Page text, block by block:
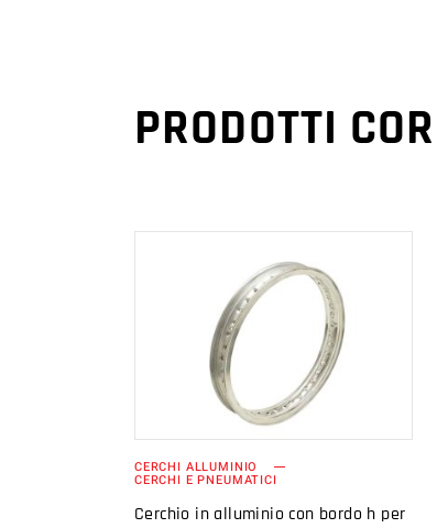
PRODOTTI
AGGIUNGI AL
CARRELLO
CERCHI ALLUMINIO
CERCHI E PNEUMATICI
Cerchio in alluminio con bordo h per